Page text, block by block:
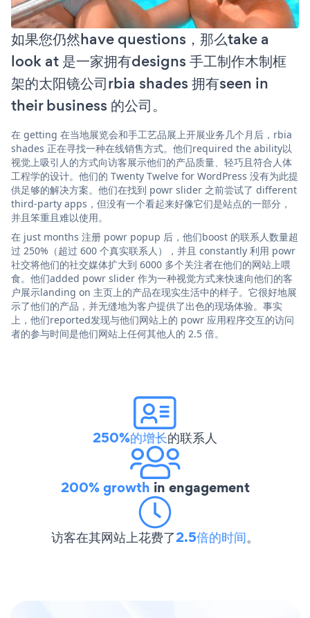
如果您仍然have questions，那么take a
look at 是一家拥有designs 手工制作木制框
架的太阳镜公司rbia shades 拥有seen in
their business 的公司。
在 getting 在当地展览会和手工艺品展上开展业务几个月后，rbia
shades 正在寻找一种在线销售方式。他们required the ability以
视觉上吸引人的方式向访客展示他们的产品质量、轻巧且符合人体
工程学的设计。他们的 Twenty Twelve for WordPress 没有为此提
供足够的解决方案。他们在找到 powr slider 之前尝试了 different
third-party apps，但没有一个看起来好像它们是站点的一部分，
并且笨重且难以使用。
在 just months 注册 powr popup 后，他们boost 的联系人数量超
过 250%（超过 600 个真实联系人），并且 constantly 利用 powr
社交将他们的社交媒体扩大到 6000 多个关注者在他们的网站上喂
食。他们added powr slider 作为一种视觉方式来快速向他们的客
户展示landing on 主页上的产品在现实生活中的样子。它很好地展
示了他们的产品，并无缝地为客户提供了出色的现场体验。事实
上，他们reported发现与他们网站上的 powr 应用程序交互的访问
者的参与时间是他们网站上任何其他人的 2.5 倍。
250%的增长的联系人
200% growth in engagement
访客在其网站上花费了2.5倍的时间。